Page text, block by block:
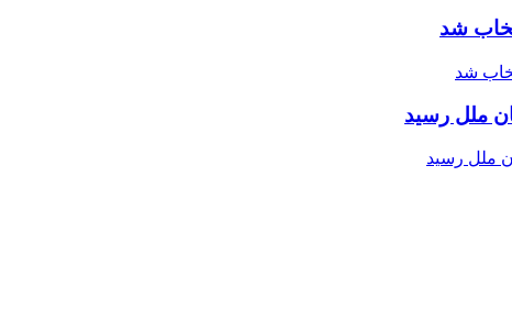
شد
ملل رسید